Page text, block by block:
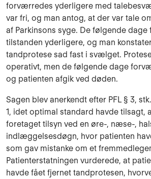
forværredes yderligere med
var fri, og man antog, at der var tale
af Parkinsons syge. De følgende
tilstanden yderligere, og man
tandprotese sad fast i svælget.
operativt, men de følgende dage
og patienten afgik ved døden.
Sagen blev anerkendt efter PFL § 3, stk.
1, idet optimal standard havde tilsagt,
foretaget tilsyn ved en øre-, næse-,
indlæggelsesdøgn, hvor patienten
som gav mistanke om et
Patienterstatningen vurderede, at
havde fået fjernet tandprotesen,